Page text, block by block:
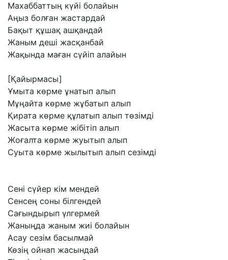
Махаббаттың күйі болайын
Аңыз болған жастардай
Бақыт құшақ ашқандай
Жаным деші жасқанбай
Жақында маған сүйіп алайын
[Қайырмасы]
Ұмыта көрме ұнатып алып
Мұңайта көрме жұбатып алып
Қирата көрме құлатып алып төзімді
Жасыта көрме жібітіп алып
Жоғалта көрме жуытып алып
Суыта көрме жылытып алып сезімді
Сені сүйер кім мендей
Сенсең соны білгендей
Сағындырып үлгермей
Жаныңда жаным жиі болайын
Асау сезім басылмай
Көзің ойнап жасындай